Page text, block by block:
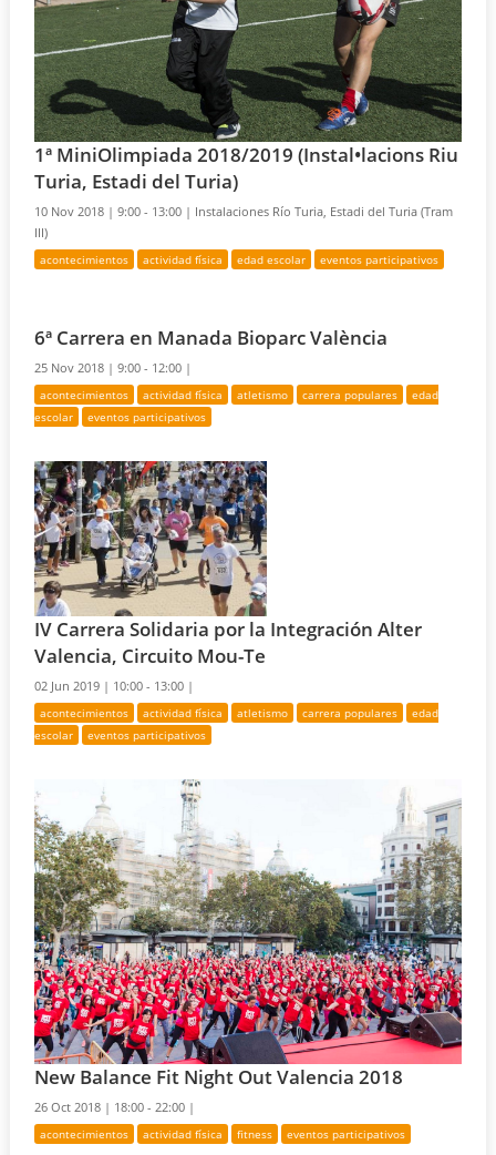
1ª MiniOlimpiada 2018/2019 (Instal•lacions Riu
Turia, Estadi del Turia)
10 Nov 2018 |9:00 - 13:00 | Instalaciones Río Turia, Estadi del Turia (Tram
III)
acontecimientos actividad física edad escolar eventos participativos
6ª Carrera en Manada Bioparc València
25 Nov 2018 |9:00 - 12:00 |
acontecimientos actividad física atletismo carrera populares
edad
escolar
eventos participativos
IV Carrera Solidaria por la Integración Alter
Valencia, Circuito Mou-Te
02 Jun 2019 | 10:00 - 13:00 |
acontecimientos actividad física atletismo carrera populares
edad
escolar
eventos participativos
New Balance Fit Night Out Valencia 2018
26 Oct 2018 | 18:00 - 22:00 |
acontecimientos actividad física fitness eventos participativos